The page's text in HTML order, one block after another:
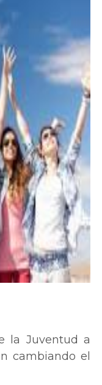
la Juventud a
cambiando el